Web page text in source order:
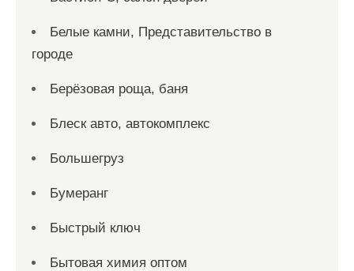
Белые камни, Представительство в
городе
Берёзовая роща, баня
Блеск авто, автокомплекс
Большегруз
Бумеранг
Быстрый ключ
Бытовая химия оптом